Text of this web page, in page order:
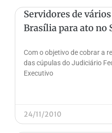
Servidores de
Brasília para ato no
Com o objetivo de cobrar a
das cúpulas do Judiciário
Executivo
24/11/2010